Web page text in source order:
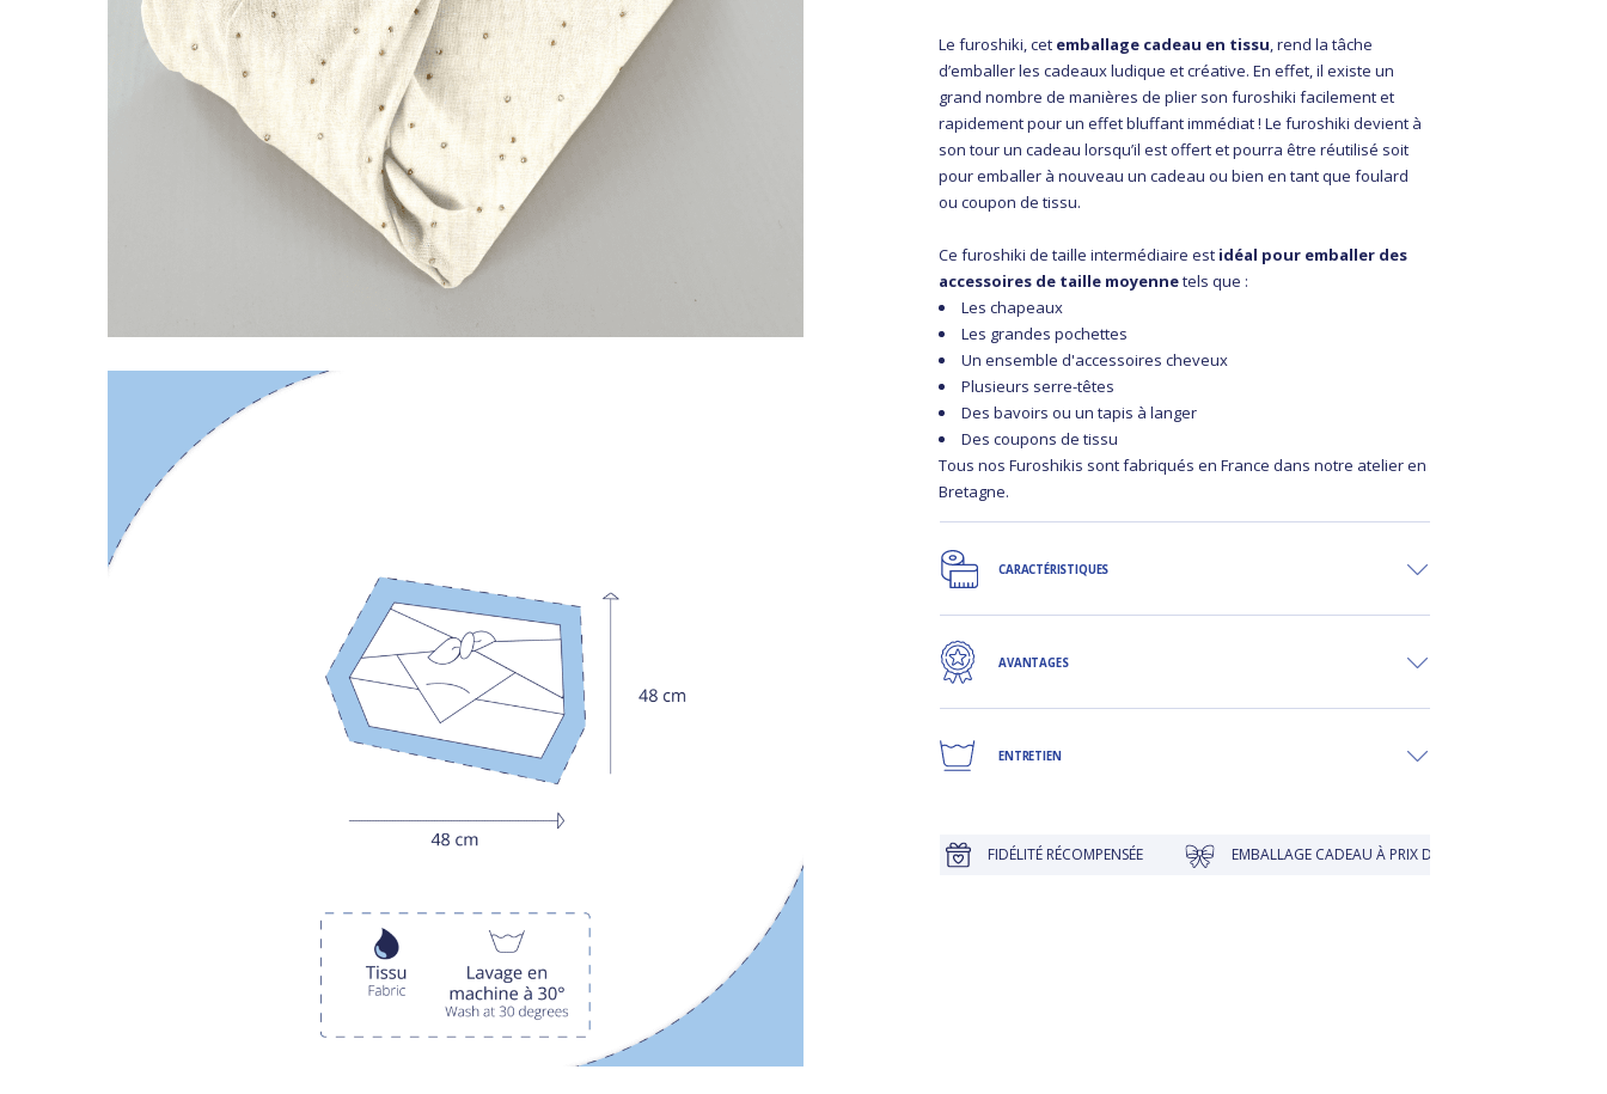
Le furoshiki, cet emballage cadeau en tissu, rend la tâche
d’emballer les cadeaux ludique et créative. En effet, il existe un
grand nombre de manières de plier son furoshiki facilement et
rapidement pour un effet bluffant immédiat ! Le furoshiki devient à
son tour un cadeau lorsqu’il est offert et pourra être réutilisé soit
pour emballer à nouveau un cadeau ou bien en tant que foulard
ou coupon de tissu.
Ce furoshiki de taille intermédiaire est idéal pour emballer des
accessoires de taille moyennetels que :
Les chapeaux
Les grandes pochettes
Un ensemble d'accessoires cheveux
Plusieurs serre-têtes
Des bavoirs ou un tapis à langer
Des coupons de tissu
Tous nos Furoshikis sont fabriqués en France dans notre atelier en
Bretagne.
CARACTÉRISTIQUES
AVANTAGES
ENTRETIEN
FIDÉLITÉ RÉCOMPENSÉE EMBALLAGE CADEAU À PRIX DOUX